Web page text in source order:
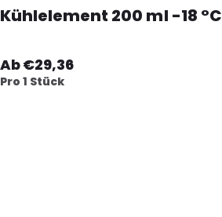
Kühlelement 200 ml -18 °C
Ab €29,36
Pro 1 Stück